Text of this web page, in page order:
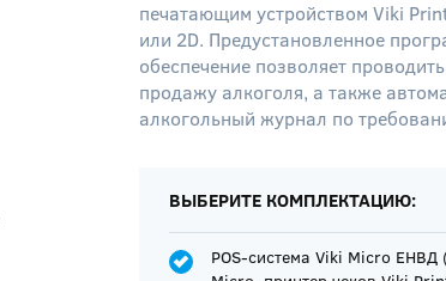
печатающим устройством Viki
или 2D. Предустановленное
обеспечение позволяет
продажу алкоголя, а также
алкогольный журнал по
ВЫБЕРИТЕ КОМПЛЕКТАЦИЮ:
POS-система Viki Micro ЕНВД